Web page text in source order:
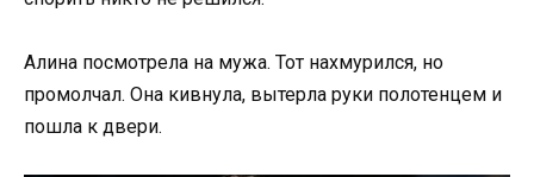
Алина посмотрела на мужа. Тот нахмурился, но
промолчал. Она кивнула, вытерла руки полотенцем и
пошла к двери.